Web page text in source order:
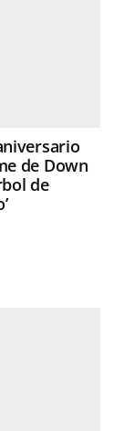
de Down
de